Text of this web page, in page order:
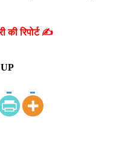
की रिपोर्ट ✍️